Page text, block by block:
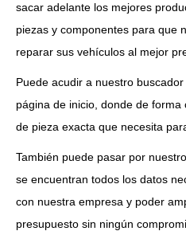
sacar adelante los mejores
piezas y componentes para que
reparar sus vehículos al mejor
Puede acudir a nuestro
página de inicio, donde de
de pieza exacta que necesita
También puede pasar por
se encuentran todos los datos
con nuestra empresa y poder
presupuesto sin ningún